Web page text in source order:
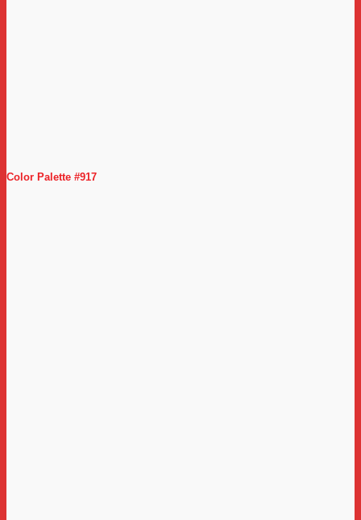
Color Palette #917